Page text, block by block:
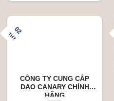
CÔNG TY CUNG CẤP
DAO CANARY CHÍNH
HÃNG
02
TH7